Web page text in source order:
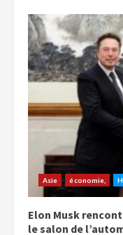
Asie économie,
Elon Musk
le salon de